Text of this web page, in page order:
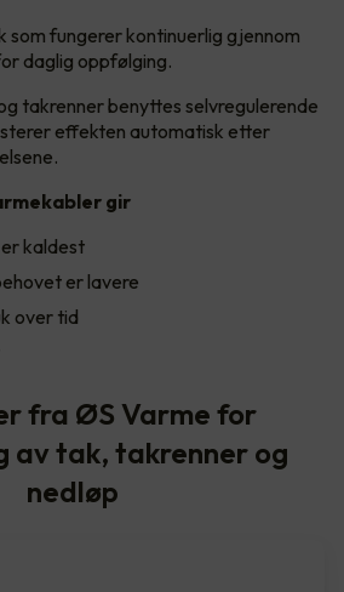
som fungerer kontinuerlig gjennom
daglig oppfølging.
takrenner benyttes selvregulerende
effekten automatisk etter
gir
kaldest
er lavere
over tid
fra ØS Varme for
av tak, takrenner og
nedløp